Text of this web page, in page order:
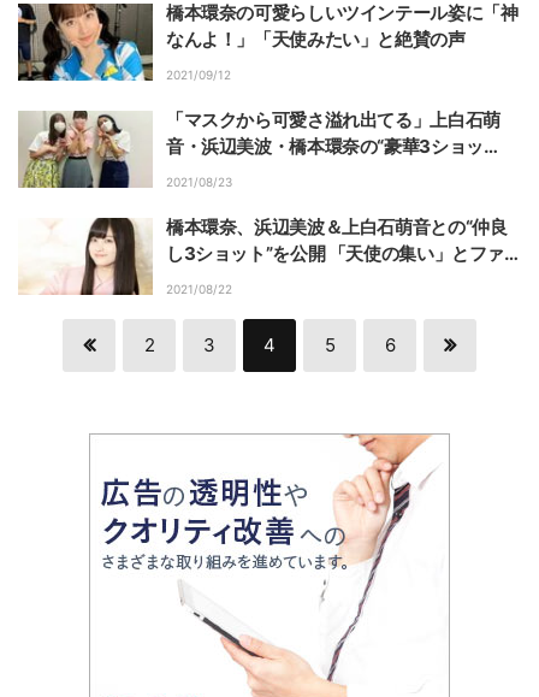
橋本環奈の可愛らしいツインテール姿に「神
なんよ！」「天使みたい」と絶賛の声
2021/09/12
「マスクから可愛さ溢れ出てる」上白石萌
音・浜辺美波・橋本環奈の“豪華3ショッ
ト”に絶賛の声
2021/08/23
橋本環奈、浜辺美波＆上白石萌音との“仲良
し3ショット”を公開 「天使の集い」とファ
ン絶賛
2021/08/22
2 3 4 5 6